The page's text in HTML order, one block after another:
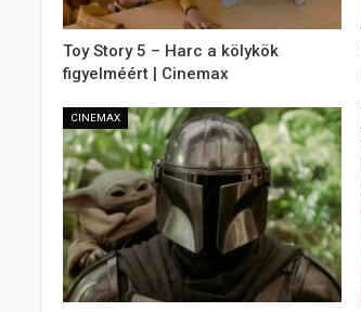
Toy Story 5 – Harc a kölykök
figyelméért | Cinemax
CINEMAX